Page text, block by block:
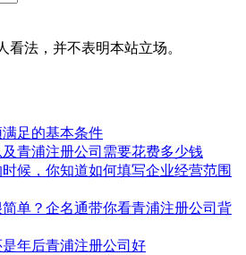
看法，并不表明本站立场。
足的基本条件
青浦注册公司需要花费多少钱
候，你知道如何填写企业经营范围
单？企名通带你看青浦注册公司背
年后青浦注册公司好